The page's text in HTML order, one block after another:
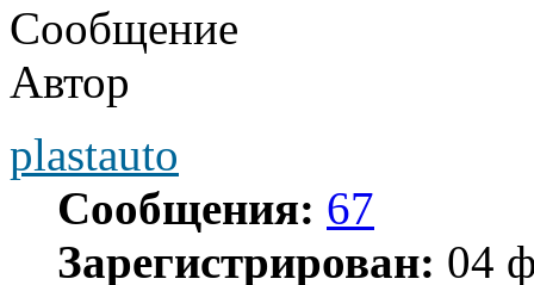
Сообщение
Автор
plastauto
Сообщения: 67
Зарегистрирован: 04